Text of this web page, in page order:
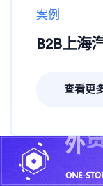
案例
B2B上海
查看更